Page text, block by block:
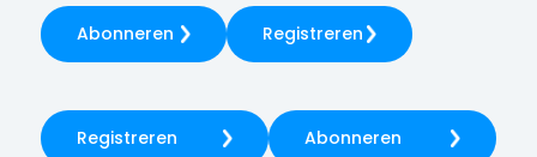
Abonneren Registreren
Registreren Abonneren